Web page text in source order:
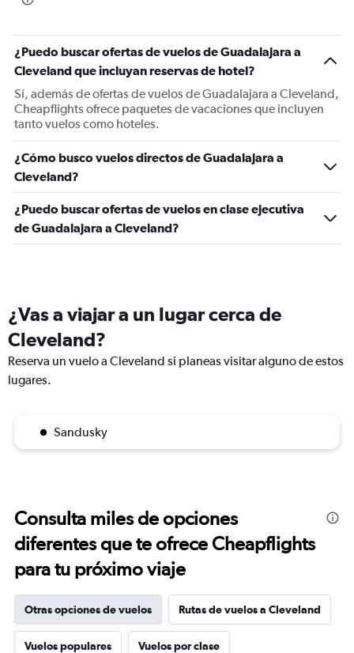
¿Puedo buscar ofertas de vuelos de Guadalajara a
Cleveland que incluyan reservas de hotel?
Sí, además de ofertas de vuelos de Guadalajara a Cleveland,
Cheapflights ofrece paquetes de vacaciones que incluyen
tanto vuelos como hoteles.
¿Cómo busco vuelos directos de Guadalajara a
Cleveland?
¿Puedo buscar ofertas de vuelos en clase ejecutiva
de Guadalajara a Cleveland?
¿Vas a viajar a un lugar cerca de
Cleveland?
Reserva un vuelo a Cleveland si planeas visitar alguno de estos
lugares.
Sandusky
Consulta miles de opciones
diferentes que te ofrece Cheapflights
para tu próximo viaje
Otras opciones de vuelos Rutas de vuelos a Cleveland
Vuelos populares Vuelos por clase